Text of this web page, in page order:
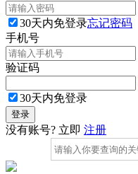
30天内免登录忘记密码
手机号
验证码
30天内免登录
没有账号? 立即 注册